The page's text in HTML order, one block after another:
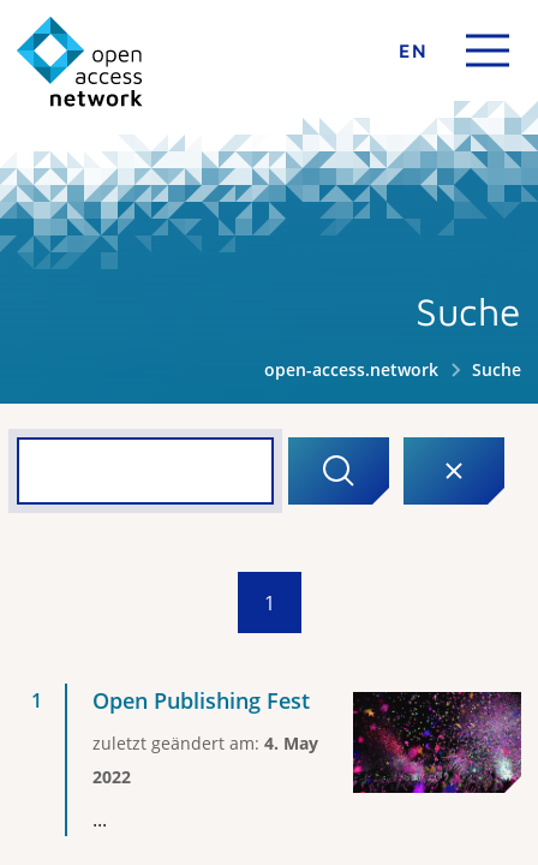
EN
Suche
open-access.network Suche
1
Open Publishing Fest
zuletzt geändert am: 4. May
2022
...